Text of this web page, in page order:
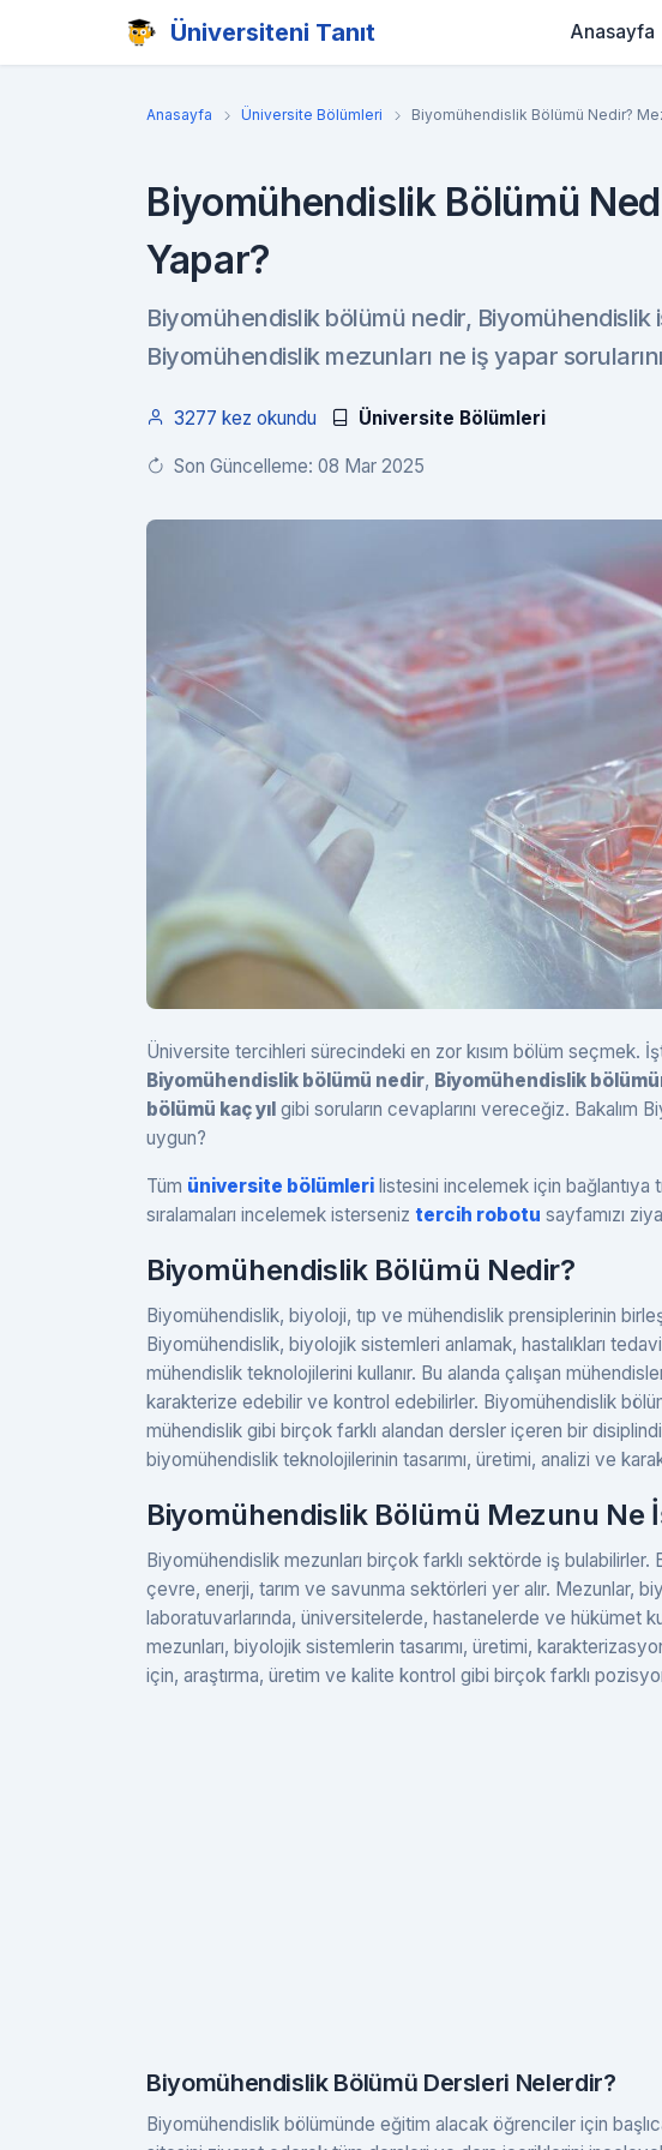
Üniversiteni Tanıt Anasayfa
Anasayfa Üniversite Bölümleri Biyomühendislik Bölümü Nedir?
Biyomühendislik Bölümü
Yapar?
Biyomühendislik bölümü nedir, Biyomühendislik
Biyomühendislik mezunları ne iş yapar
3277 kez okundu Üniversite Bölümleri
Son Güncelleme: 08 Mar 2025
Üniversite tercihleri sürecindeki en zor kısım bölüm seçmek.
Biyomühendislik bölümü nedir, Biyomühendislik
bölümü kaç yıl gibi soruların cevaplarını vereceğiz. Bakalım
uygun?
Tüm üniversite bölümleri listesini incelemek için bağlantıya
sıralamaları incelemek isterseniz tercih robotu sayfamızı
Biyomühendislik Bölümü Nedir?
Biyomühendislik, biyoloji, tıp ve mühendislik prensiplerinin
Biyomühendislik, biyolojik sistemleri anlamak, hastalıkları
mühendislik teknolojilerini kullanır. Bu alanda çalışan
karakterize edebilir ve kontrol edebilirler. Biyomühendislik
mühendislik gibi birçok farklı alandan dersler içeren bir
biyomühendislik teknolojilerinin tasarımı, üretimi, analizi ve
Biyomühendislik Bölümü Mezunu Ne
Biyomühendislik mezunları birçok farklı sektörde iş bulabilirler.
çevre, enerji, tarım ve savunma sektörleri yer alır. Mezunlar,
laboratuvarlarında, üniversitelerde, hastanelerde ve hükümet
mezunları, biyolojik sistemlerin tasarımı, üretimi,
için, araştırma, üretim ve kalite kontrol gibi birçok farklı
Biyomühendislik Bölümü Dersleri Nelerdir?
Biyomühendislik bölümünde eğitim alacak öğrenciler için